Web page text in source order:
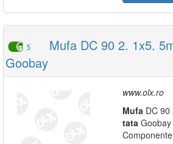
5
Mufa DC 90 2. 1x5.
Goobay
www.olx.ro
Mufa DC
tata